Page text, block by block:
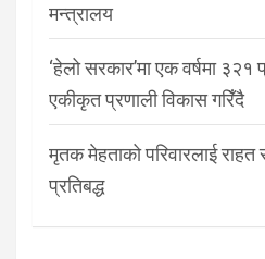
मन्त्रालय
‘हेलो सरकार’मा एक वर्षमा
एकीकृत प्रणाली विकास गरिँदै
मृतक मेहताको परिवारलाई राहत
प्रतिबद्ध